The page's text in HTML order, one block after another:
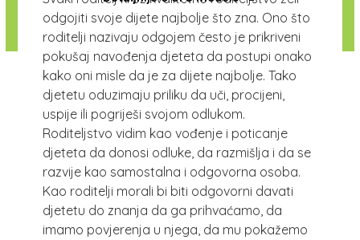
odgojiti svoje dijete najbolje što zna. Ono što
roditelji nazivaju odgojem često je prikriveni
pokušaj navođenja djeteta da postupi onako
kako oni misle da je za dijete najbolje. Tako
djetetu oduzimaju priliku da uči, procijeni,
uspije ili pogriješi svojom odlukom.
Roditeljstvo vidim kao vođenje i poticanje
djeteta da donosi odluke, da razmišlja i da se
razvije kao samostalna i odgovorna osoba.
Kao roditelji morali bi biti odgovorni davati
djetetu do znanja da ga prihvaćamo, da
imamo povjerenja u njega, da mu pokažemo